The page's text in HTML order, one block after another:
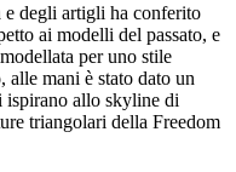
e degli artigli ha conferito
ai modelli del passato, e
per uno stile
mani è stato dato un
ispirano allo skyline di
triangolari della Freedom